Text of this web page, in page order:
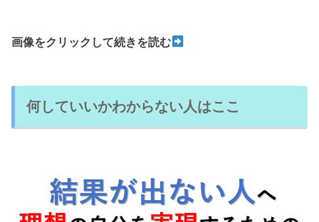
画像をクリックして続きを読む
何していいかわからない人はここ